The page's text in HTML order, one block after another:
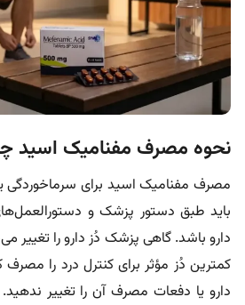
نحوه مصرف مفنامیک اسید
مصرف مفنامیک اسید برای سرماخوردگی
باید طبق دستور پزشک و
دارو باشد. گاهی پزشک دُزدارو را
کمترین دُز مؤثر برای کنترل درد را
دارو یا دفعات مصرف آن را تغییر